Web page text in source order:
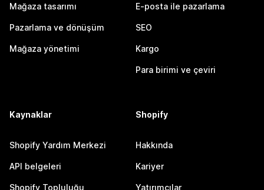
Mağaza tasarımı
Pazarlama ve dönüşüm
Mağaza yönetimi
E-posta ile pazarlama
SEO
Kargo
Para birimi ve çeviri
Kaynaklar
Shopify Yardım Merkezi
API belgeleri
Shopify Topluluğu
Shopify
Hakkında
Kariyer
Yatırımcılar